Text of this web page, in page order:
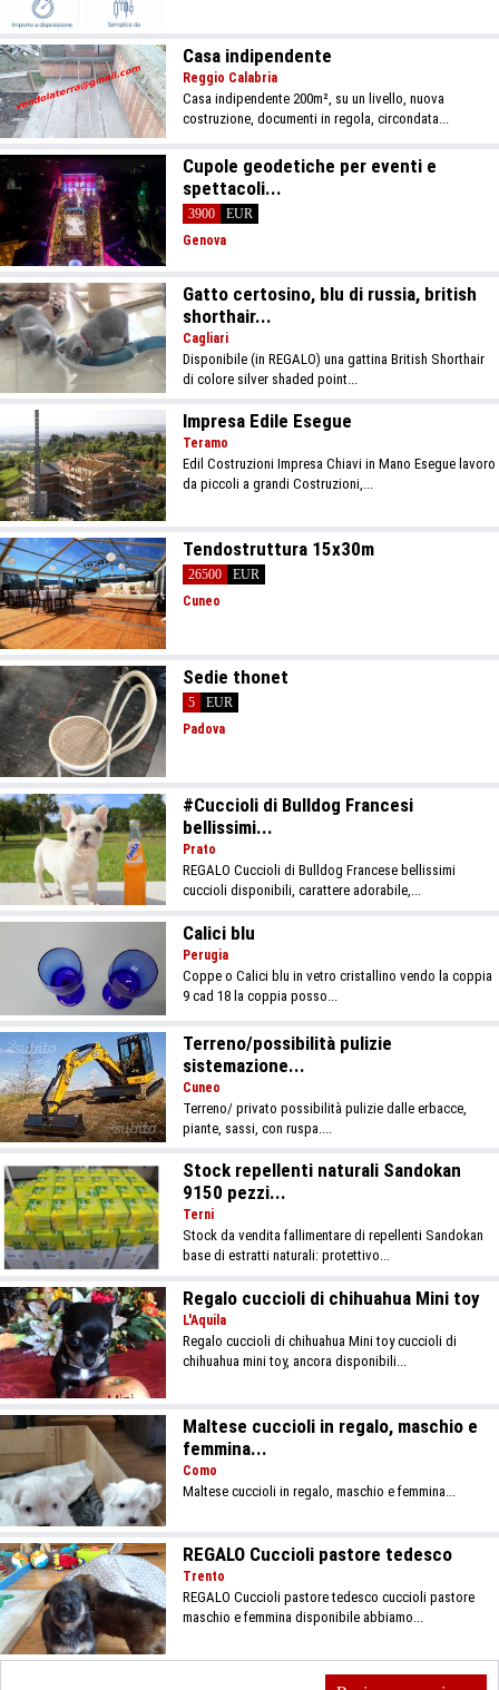
Casa indipendente
Reggio Calabria
Casa indipendente 200m², su un livello, nuova
costruzione, documenti in regola, circondata...
Cupole geodetiche per eventi e
spettacoli...
3900
EUR
Genova
Gatto certosino, blu di russia, british
shorthair...
Cagliari
Disponibile (in REGALO) una gattina British Shorthair
di colore silver shaded point...
Impresa Edile Esegue
Teramo
Edil Costruzioni Impresa Chiavi in Mano Esegue lavoro
da piccoli a grandi Costruzioni,...
Tendostruttura 15x30m
26500
EUR
Cuneo
Sedie thonet
5
EUR
Padova
#Cuccioli di Bulldog Francesi
bellissimi...
Prato
REGALO Cuccioli di Bulldog Francese bellissimi
cuccioli disponibili, carattere adorabile,...
Calici blu
Perugia
Coppe o Calici blu in vetro cristallino vendo la coppia
9 cad 18 la coppia posso...
Terreno/possibilità pulizie
sistemazione...
Cuneo
Terreno/ privato possibilità pulizie dalle erbacce,
piante, sassi, con ruspa....
Stock repellenti naturali Sandokan
9150 pezzi...
Terni
Stock da vendita fallimentare di repellenti Sandokan
base di estratti naturali: protettivo...
Regalo cuccioli di chihuahua Mini toy
L'Aquila
Regalo cuccioli di chihuahua Mini toy cuccioli di
chihuahua mini toy, ancora disponibili...
Maltese cuccioli in regalo, maschio e
femmina...
Como
Maltese cuccioli in regalo, maschio e femmina...
REGALO Cuccioli pastore tedesco
Trento
REGALO Cuccioli pastore tedesco cuccioli pastore
maschio e femmina disponibile abbiamo...